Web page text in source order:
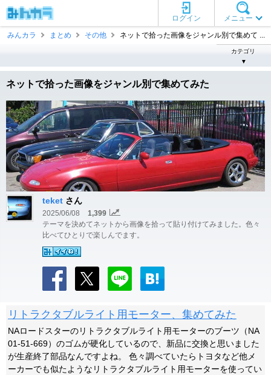
メニュー
ログイン
みんカラ
まとめ その他 ネットで拾った画像をジャンル別で集めて ...
カテゴリ
▼
ネットで拾った画像をジャンル別で集めてみた
teket さん
2025/06/08
1,399
テーマを決めてネットから画像を拾って貼り付けてみました。色々
比べてひとりで楽しんでます。
リトラクタブルライト用モーター、集めてみた
NAロードスターのリトラクタブルライト用モーターのブーツ（NA
01-51-669）のゴムが硬化しているので、新品に交換と思いました
が生産終了部品なんですよね。 色々調べていたらトヨタなど他メ
ーカーでも似たようなリトラクタブルライト用モーターを使ってい